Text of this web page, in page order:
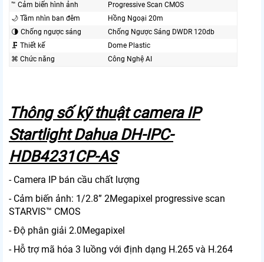
™️ Cảm biến hình ảnh
Progressive Scan CMOS
🌙 Tầm nhìn ban đêm
Hồng Ngoại 20m
🌗 Chống ngược sáng
Chống Ngược Sáng DWDR 120db
🗜️ Thiết kế
Dome Plastic
⌘ Chức năng
Công Nghệ AI
Thông số kỹ thuật camera IP
Startlight Dahua DH-IPC-
HDB4231CP-AS
- Camera IP bán cầu chất lượng
- Cảm biến ảnh: 1/2.8” 2Megapixel progressive scan
STARVIS™ CMOS
- Độ phân giải 2.0Megapixel
- Hỗ trợ mã hóa 3 luồng với định dạng H.265 và H.264